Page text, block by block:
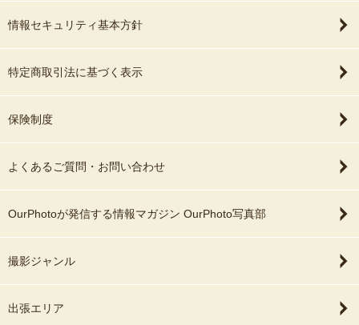
情報セキュリティ基本方針
特定商取引法に基づく表示
保険制度
よくあるご質問・お問い合わせ
OurPhotoが発信する情報マガジン OurPhoto写真部
撮影ジャンル
出張エリア